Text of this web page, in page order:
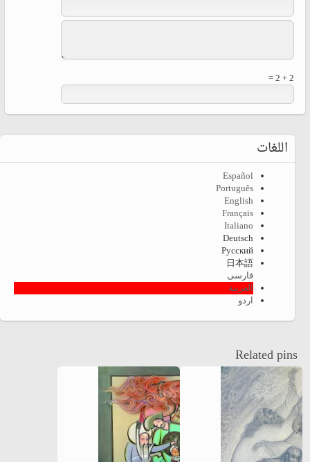
2 + 2 =
اللغات
Español
Português
English
Français
Italiano
Deutsch
Русский
日本語
فارسی
العربية
اردو
Related pins